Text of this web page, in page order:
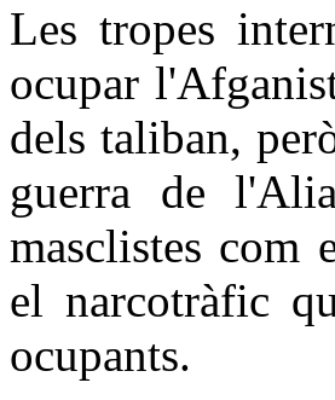
Les tropes
ocupar
dels taliban,
guerra de
masclistes com
el narcotràfic
ocupants.